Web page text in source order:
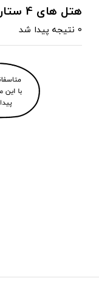
هتل های 4 ستاره ارومیه
0 نتیجه پیدا شد